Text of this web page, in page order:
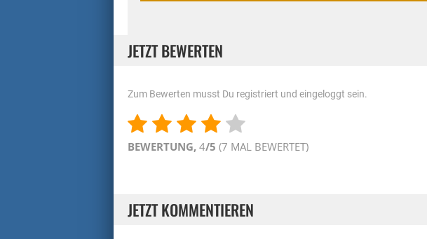
JETZT BEWERTEN
Zum Bewerten musst Du registriert und eingeloggt sein.
BEWERTUNG, 4/5 (7 MAL BEWERTET)
JETZT KOMMENTIEREN